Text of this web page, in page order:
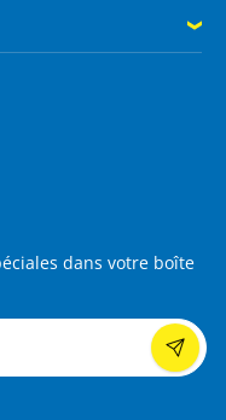
dans votre boîte